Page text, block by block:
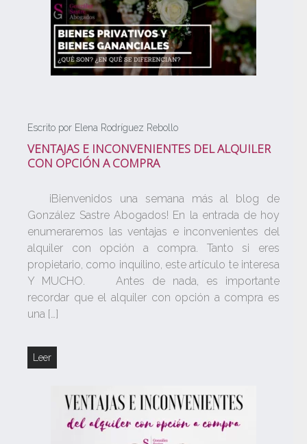
Escrito por Elena Rodríguez Rebollo
VENTAJAS E INCONVENIENTES DEL ALQUILER
CON OPCIÓN A COMPRA
¡Bienvenidos una semana más al blog de
González Sastre Abogados! En la entrada de hoy
enumeraremos las ventajas e inconvenientes del
alquiler con opción a compra. Tanto si eres
propietario, como inquilino, este artículo te interesa
Y MUCHO. Antes de nada, es importante
recordar que el alquiler con opción a compra es
una […]
Leer